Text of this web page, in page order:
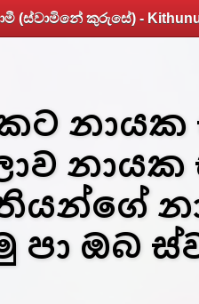
කුරුසේ) - Kithunu
නායක
නායක
පා ඔබ